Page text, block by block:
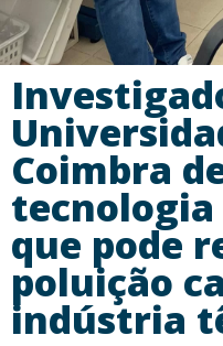
Coimbra
que pode
poluição
indústria